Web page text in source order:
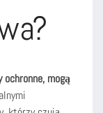
mogą